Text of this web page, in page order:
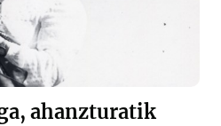
ahanzturatik